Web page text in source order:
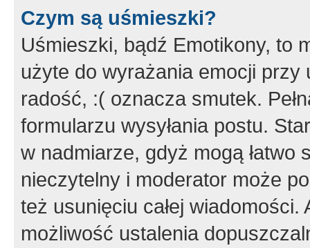
Czym są uśmieszki?
Uśmieszki, bądź Emotikony, to
użyte do wyrażania emocji
radość, :( oznacza smutek.
formularzu wysyłania postu.
w nadmiarze, gdyż mogą
nieczytelny i moderator może
też usunięciu całej
możliwość ustalenia